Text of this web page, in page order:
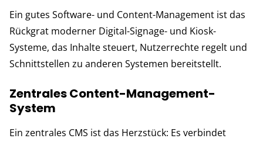
Ein gutes Software- und Content-Management ist das
Rückgrat moderner Digital-Signage- und Kiosk-
Systeme, das Inhalte steuert, Nutzerrechte regelt und
Schnittstellen zu anderen Systemen bereitstellt.
Zentrales Content-Management-
System
Ein zentrales CMS ist das Herzstück: Es verbindet